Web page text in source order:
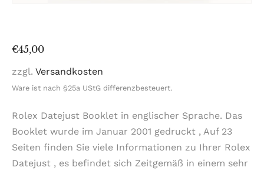
Normaler
Preis
€45,00
zzgl. Versandkosten
Ware ist nach §25a UStG differenzbesteuert.
Rolex Datejust Booklet in englischer Sprache. Das
Booklet wurde im Januar 2001 gedruckt , Auf 23
Seiten finden Sie viele Informationen zu Ihrer Rolex
Datejust , es befindet sich Zeitgemäß in einem sehr